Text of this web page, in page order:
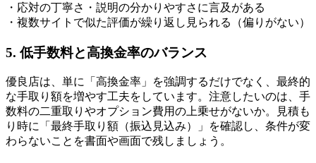
・応対の丁寧さ・説明の分かりやすさに言及がある
・複数サイトで似た評価が繰り返し見られる（偏りがない）
5. 低手数料と高換金率のバランス
優良店は、単に「高換金率」を強調するだけでなく、最終的
な手取り額を増やす工夫をしています。注意したいのは、手
数料の二重取りやオプション費用の上乗せがないか。見積も
り時に「最終手取り額（振込見込み）」を確認し、条件が変
わらないことを書面や画面で残しましょう。